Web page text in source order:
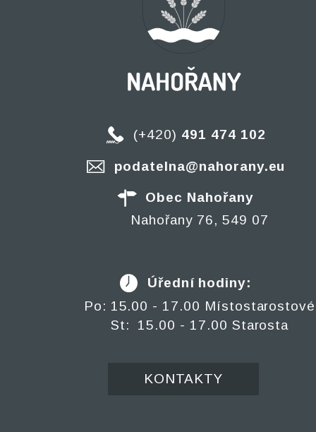
(+420) 491 474 102
podatelna@nahorany.eu
Obec Nahořany
Nahořany 76, 549 07
Úřední hodiny:
Po: 15.00 - 17.00 Místostarostové
St: 15.00 - 17.00 Starosta
KONTAKTY